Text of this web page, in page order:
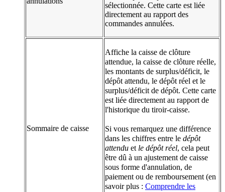
sélectionnée. Cette carte est liée
directement au rapport des
commandes annulées.
Sommaire de caisse
Affiche la caisse de clôture
attendue, la caisse de clôture réelle,
les montants de surplus/déficit, le
dépôt attendu, le dépôt réel et le
surplus/déficit de dépôt. Cette carte
est liée directement au rapport de
l'historique du tiroir-caisse.
Si vous remarquez une différence
dans les chiffres entre le dépôt
attendu et le dépôt réel, cela peut
être dû à un ajustement de caisse
sous forme d'annulation, de
paiement ou de remboursement (en
savoir plus : Comprendre les